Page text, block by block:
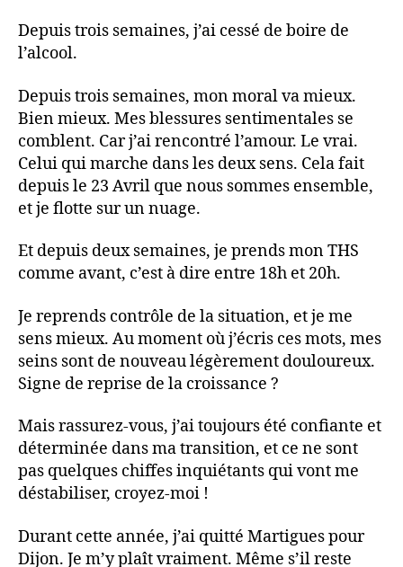
Depuis trois semaines, j’ai cessé de boire de
l’alcool.
Depuis trois semaines, mon moral va mieux.
Bien mieux. Mes blessures sentimentales se
comblent. Car j’ai rencontré l’amour. Le vrai.
Celui qui marche dans les deux sens. Cela fait
depuis le 23 Avril que nous sommes ensemble,
et je flotte sur un nuage.
Et depuis deux semaines, je prends mon THS
comme avant, c’est à dire entre 18h et 20h.
Je reprends contrôle de la situation, et je me
sens mieux. Au moment où j’écris ces mots, mes
seins sont de nouveau légèrement douloureux.
Signe de reprise de la croissance ?
Mais rassurez-vous, j’ai toujours été confiante et
déterminée dans ma transition, et ce ne sont
pas quelques chiffes inquiétants qui vont me
déstabiliser, croyez-moi !
Durant cette année, j’ai quitté Martigues pour
Dijon. Je m’y plaît vraiment. Même s’il reste